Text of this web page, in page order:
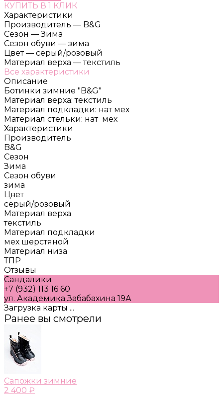
КУПИТЬ В 1 КЛИК
Характеристики
Производитель — B&G
Сезон — Зима
Сезон обуви — зима
Цвет — серый/розовый
Материал верха — текстиль
Все характеристики
Описание
Ботинки зимние "B&G"
Материал верха: текстиль
Материал подкладки: нат мех
Материал стельки: нат мех
Характеристики
Производитель
B&G
Сезон
Зима
Сезон обуви
зима
Цвет
серый/розовый
Материал верха
текстиль
Материал подкладки
мех шерстяной
Материал низа
ТПР
Отзывы
Сандалики
+7 (932) 113 16 60
ул. Академика Забабахина 19А
Загрузка карты ...
Ранее вы смотрели
Сапожки зимние
2 400 ₽